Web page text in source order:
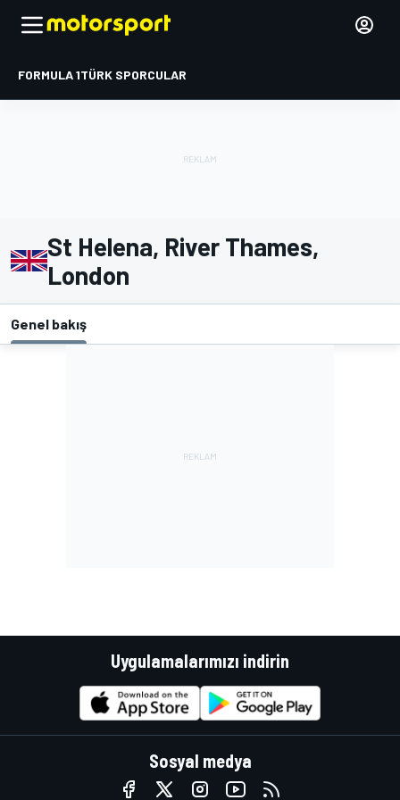
FORMULA 1TÜRK SPORCULAR
St Helena, River Thames,
London
Genel bakış
Uygulamalarımızı indirin
Sosyal medya